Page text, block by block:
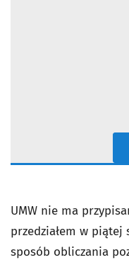
UMW nie ma
przedziałem w piątej
sposób obliczania